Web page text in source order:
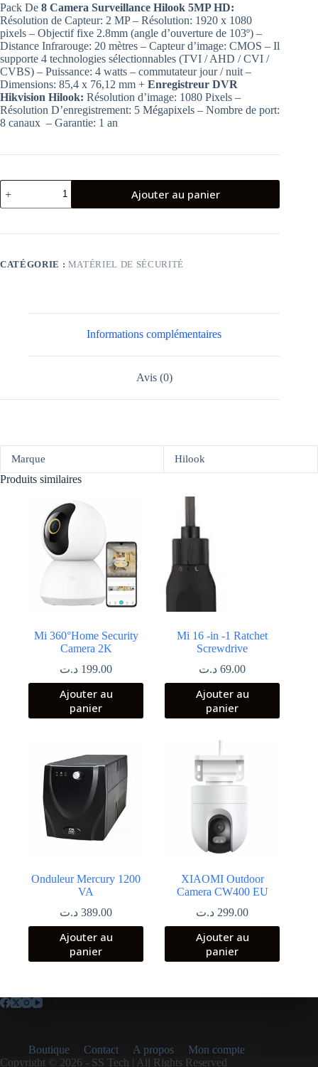
Pack De 8 Camera Surveillance Hilook 5MP HD:
Résolution de Capteur: 2 MP – Résolution: 1920 x 1080
pixels – Objectif fixe 2.8mm (angle d’ouverture de 103º) –
Distance Infrarouge: 20 mètres – Capteur d’image: CMOS – Il
supporte 4 technologies sélectionnables (TVI / AHD / CVI /
CVBS) – Puissance: 4 watts – commutateur jour / nuit –
Dimensions: 85,4 x 76,12 mm + Enregistreur DVR
Hikvision Hilook: Résolution d’image: 1080 Pixels –
Résolution D’enregistrement: 5 Mégapixels – Nombre de port:
8 canaux – Garantie: 1 an
quantité
de
PACK
8
SURVEILLANCE
HILOOK
Ajouter au panier
CATÉGORIE : MATÉRIEL DE SÉCURITÉ
Informations complémentaires
Avis (0)
Marque Hilook
Produits similaires
Mi 360°Home Security
Camera 2K
199.00 د.ت
Ajouter au
panier
Mi 16 -in -1 Ratchet
Screwdrive
69.00 د.ت
Ajouter au
panier
Onduleur Mercury 1200
VA
389.00 د.ت
Ajouter au
panier
XIAOMI Outdoor
Camera CW400 EU
299.00 د.ت
Ajouter au
panier
Boutique Contact A propos
Mon compte
Copyright © 2026 - SS Tech | All Rights Reserved